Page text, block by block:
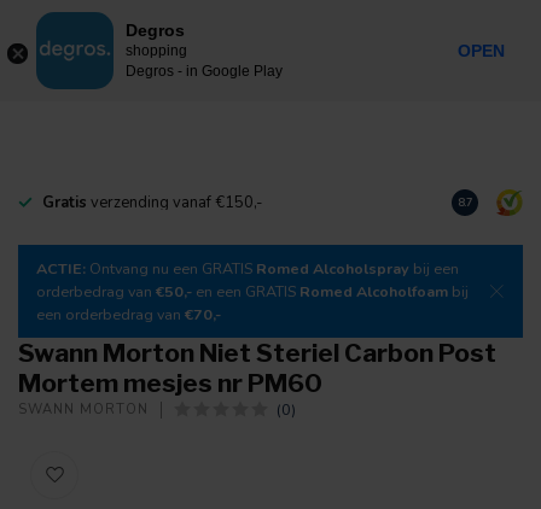
MENU
Gratis verzending vanaf €150,- Download
8.7
ACTIE: Ontvang nu een GRATIS Romed Alcoholspray bij een
orderbedrag van €50,- en een GRATIS Romed Alcoholfoam bij
een orderbedrag van €70,-
Swann Morton Niet Steriel Carbon Post
Mortem mesjes nr PM60
SWANN MORTON (0)
Degros
shopping
Degros - in Google Play
OPEN